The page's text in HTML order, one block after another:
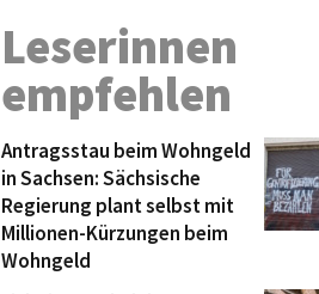
Leserinnen
empfehlen
Antragsstau beim Wohngeld
in Sachsen: Sächsische
Regierung plant selbst mit
Millionen-Kürzungen beim
Wohngeld